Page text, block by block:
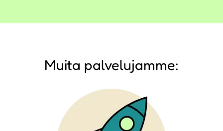
Muita palvelujamme: